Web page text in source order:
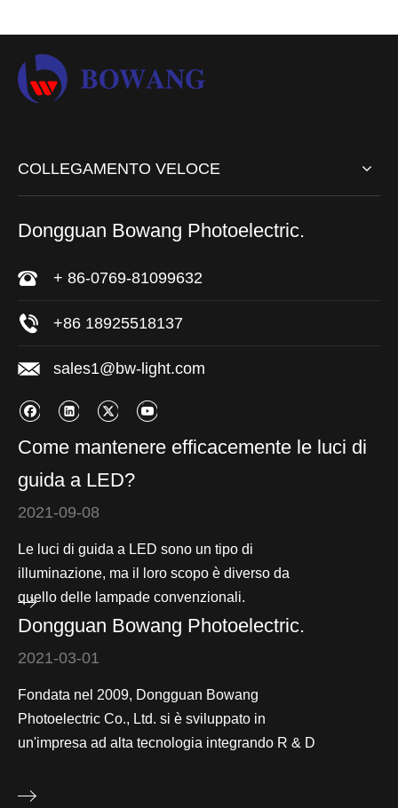
COLLEGAMENTO VELOCE
Dongguan Bowang Photoelectric.
+ 86-0769-81099632
+86 18925518137
sales1@bw-light.com
Come mantenere efficacemente le luci di
guida a LED?
2021-09-08
Le luci di guida a LED sono un tipo di
illuminazione, ma il loro scopo è diverso da
quello delle lampade convenzionali.
Dongguan Bowang Photoelectric.
2021-03-01
Fondata nel 2009, Dongguan Bowang
Photoelectric Co., Ltd. si è sviluppato in
un'impresa ad alta tecnologia integrando R & D